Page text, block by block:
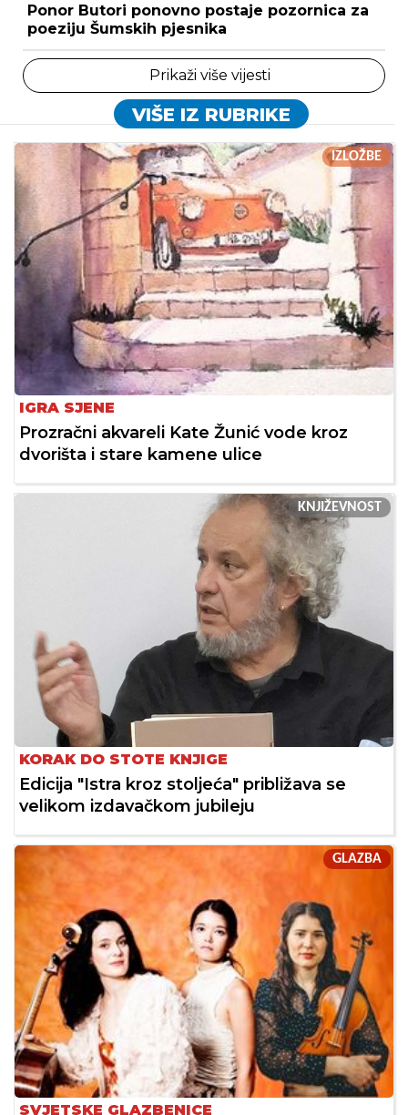
Ponor Butori ponovno postaje pozornica za
poeziju Šumskih pjesnika
Prikaži više vijesti
VIŠE IZ RUBRIKE
IZLOŽBE
IGRA SJENE
Prozračni akvareli Kate Žunić vode kroz
dvorišta i stare kamene ulice
KNJIŽEVNOST
KORAK DO STOTE KNJIGE
Edicija "Istra kroz stoljeća" približava se
velikom izdavačkom jubileju
GLAZBA
SVJETSKE GLAZBENICE